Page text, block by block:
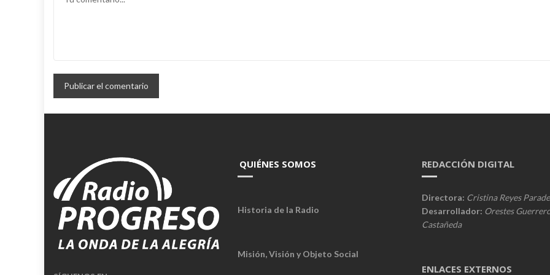
QUIÉNES SOMOS
Historia de la Radio
Misión, Visión y Objeto Social
REDACCIÓN DIGITAL
Directora: Cristina Reyes
Desarrollador: Orestes
Castañeda
ENLACES EXTERNOS